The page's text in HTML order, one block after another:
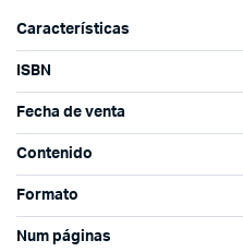
Características
ISBN
Fecha de venta
Contenido
Formato
Num páginas